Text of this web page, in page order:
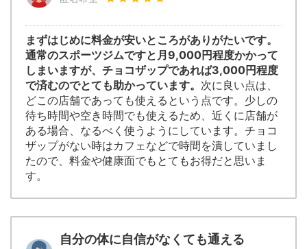
まずはじめに料金が安いところがありがたいです。
通常のスポーツジムですと月9,000円程度かかって
しまいますが、チョコザップであれば3,000円程度
で済むのでとても助かっています。 次に良い点は、
どこの店舗であっても使えるという点です。少しの
待ち時間や空き時間でも使えるため、近くに店舗が
ある場合、なるべく使うようにしています。チョコ
ザップがない時はカフェなどで時間を潰していまし
たので、料金や健康面でもとてもお得だと思いま
す。
自分の体に自信がなくても通える